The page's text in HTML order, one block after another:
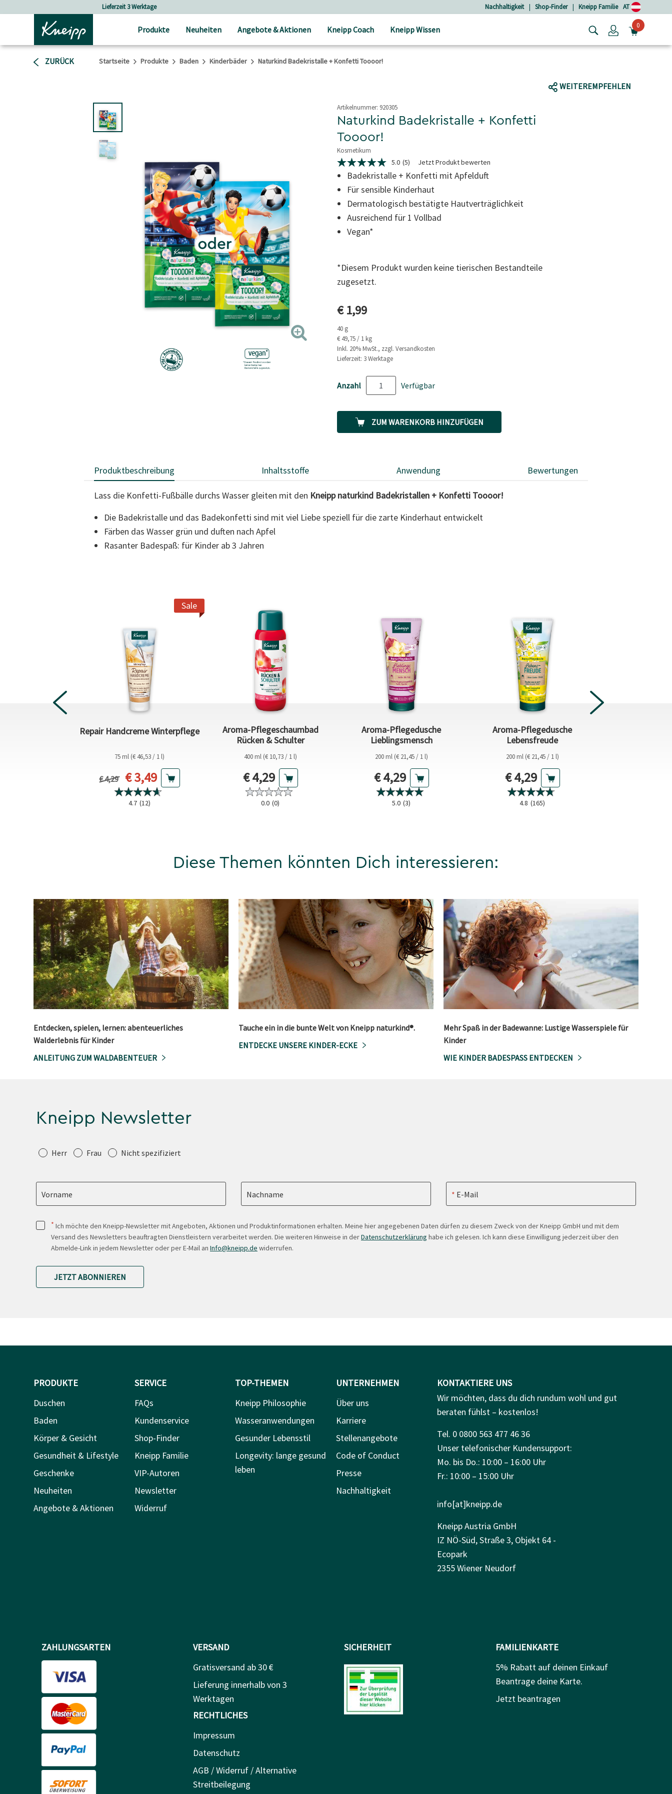
Versandkostenfrei ab 30 € Bestellwert Nachhaltigkeit | Shop-Finder | Kneipp Familie AT
Produkte Neuheiten Angebote & Aktionen Kneipp Coach Kneipp Wissen Login0
ZURÜCK Startseite Produkte Baden Kinderbäder Naturkind Badekristalle + Konfetti Toooor!
WEITEREMPFEHLEN
Artikelnummer: 920305
Naturkind Badekristalle + Konfetti
Toooor!
Kosmetikum
4,8 von 5 Sternen
5.0
von
Sternen,
Durchschnittswert
der
Bewertung.
Read
5
Reviews.
derselben
Seite.
5.0 (5) Jetzt Produkt bewerten
Badekristalle + Konfetti mit Apfelduft
Für sensible Kinderhaut
Dermatologisch bestätigte Hautverträglichkeit
Ausreichend für 1 Vollbad
Vegan*
*Diesem Produkt wurden keine tierischen Bestandteile
zugesetzt.
Aktueller Preis
€ 1,99
40 g
€ 49,75 / 1 kg
Inkl. 20% MwSt., zzgl. Versandkosten
Lieferzeit: 3 Werktage
Anzahl Verfügbar
ZUM WARENKORB HINZUFÜGEN
Produktbeschreibung Inhaltsstoffe Anwendung Bewertungen
Lass die Konfetti-Fußbälle durchs Wasser gleiten mit den Kneipp naturkind Badekristallen + Konfetti Toooor!
Die Badekristalle und das Badekonfetti sind mit viel Liebe speziell für die zarte Kinderhaut entwickelt
Färben das Wasser grün und duften nach Apfel
Rasanter Badespaß: für Kinder ab 3 Jahren
Sale
Repair Handcreme Winterpflege
75 ml (€ 46,53 / 1 l)
Vorheriger Preis
€ 4,29 Aktueller Preis
€ 3,49
4.7 (12)
Aroma-Pflegeschaumbad
Rücken & Schulter
400 ml (€ 10,73 / 1 l)
Aktueller Preis
€ 4,29
0.0 (0)
Aroma-Pflegedusche
Lieblingsmensch
200 ml (€ 21,45 / 1 l)
Aktueller Preis
€ 4,29
5.0 (3)
Aroma-Pflegedusche
Lebensfreude
200 ml (€ 21,45 / 1 l)
Aktueller Preis
€ 4,29
4.8 (165)
Diese Themen könnten Dich interessieren:
Entdecken, spielen, lernen: abenteuerliches
Walderlebnis für Kinder
ANLEITUNG ZUM WALDABENTEUER
Tauche ein in die bunte Welt von Kneipp naturkind®.
ENTDECKE UNSERE KINDER-ECKE
Mehr Spaß in der Badewanne: Lustige Wasserspiele für
Kinder
WIE KINDER BADESPASS ENTDECKEN
Kneipp Newsletter
Anrede
Herr Frau Nicht spezifiziert
Vorname Nachname E-Mail
* Ich möchte den Kneipp-Newsletter mit Angeboten, Aktionen und Produktinformationen erhalten. Meine hier angegebenen Daten dürfen zu diesem Zweck von der Kneipp GmbH und mit dem
Versand des Newsletters beauftragten Dienstleistern verarbeitet werden. Die weiteren Hinweise in derDatenschutzerklärung habe ich gelesen. Ich kann diese Einwilligung jederzeit über den
Abmelde-Link in jedem Newsletter oder per E-Mail an Info@kneipp.de widerrufen.
JETZT ABONNIEREN
PRODUKTE
Duschen
Baden
Körper & Gesicht
Gesundheit & Lifestyle
Geschenke
Neuheiten
Angebote & Aktionen
SERVICE
FAQs
Kundenservice
Shop-Finder
Kneipp Familie
VIP-Autoren
Newsletter
Widerruf
TOP-THEMEN
Kneipp Philosophie
Wasseranwendungen
Gesunder Lebensstil
Longevity: lange gesund
leben
UNTERNEHMEN
Über uns
Karriere
Stellenangebote
Code of Conduct
Presse
Nachhaltigkeit
KONTAKTIERE UNS
Wir möchten, dass du dich rundum wohl und gut
beraten fühlst – kostenlos!
Tel. 0 0800 563 477 46 36
Unser telefonischer Kundensupport:
Mo. bis Do.: 10:00 – 16:00 Uhr
Fr.: 10:00 – 15:00 Uhr
info[at]kneipp.de
Kneipp Austria GmbH
IZ NÖ-Süd, Straße 3, Objekt 64 -
Ecopark
2355 Wiener Neudorf
ZAHLUNGSARTEN
VERSAND
Gratisversand ab 30 €
Lieferung innerhalb von 3
Werktagen
RECHTLICHES
Impressum
Datenschutz
AGB / Widerruf / Alternative
Streitbeilegung
SICHERHEIT
FAMILIENKARTE
5% Rabatt auf deinen Einkauf
Beantrage deine Karte.
Jetzt beantragen